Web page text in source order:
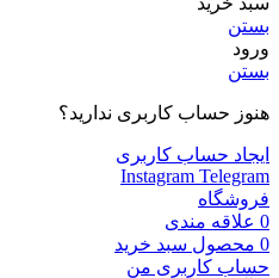
بستن
ورود
بستن
هنوز حساب کاربری ندارید؟
ایجاد حساب کاربری
Instagram Telegram
فروشگاه
0 علاقه مندی
0 محصول سبد خرید
حساب کاربری من